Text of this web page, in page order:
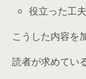
役立った工夫
こうした内容を
読者が求めてい